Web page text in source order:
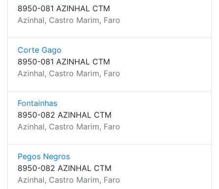
8950-081 AZINHAL CTM
Azinhal, Castro Marim, Faro
Corte Gago
8950-081 AZINHAL CTM
Azinhal, Castro Marim, Faro
Fontainhas
8950-082 AZINHAL CTM
Azinhal, Castro Marim, Faro
Pegos Negros
8950-082 AZINHAL CTM
Azinhal, Castro Marim, Faro